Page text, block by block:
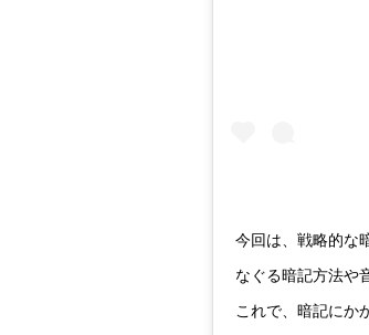
今回は、戦略的な
なぐる暗記方法や
これで、暗記にか